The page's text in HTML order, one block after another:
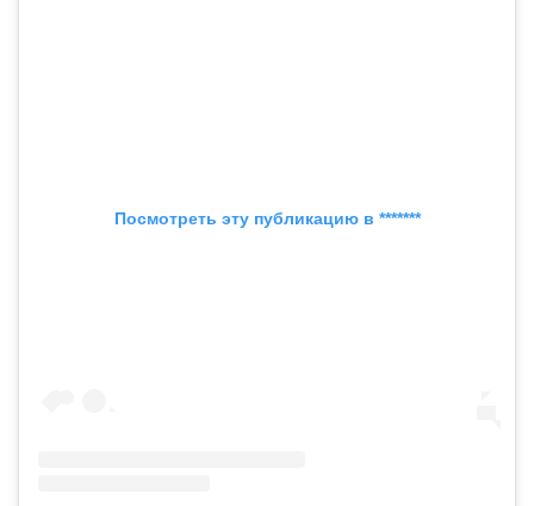
Посмотреть эту публикацию в *******